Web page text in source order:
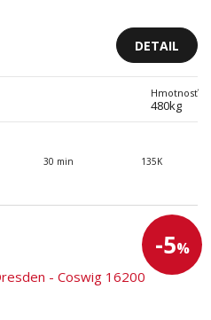
DETAIL
Hmotnosť
480kg
30 min 135K
-5%